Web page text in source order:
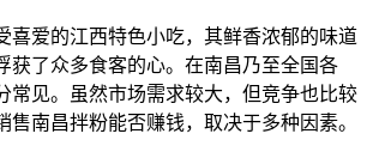
喜爱的江西特色小吃，其鲜香浓郁的味道
获了众多食客的心。在南昌乃至全国各
常见。虽然市场需求较大，但竞争也比较
售南昌拌粉能否赚钱，取决于多种因素。